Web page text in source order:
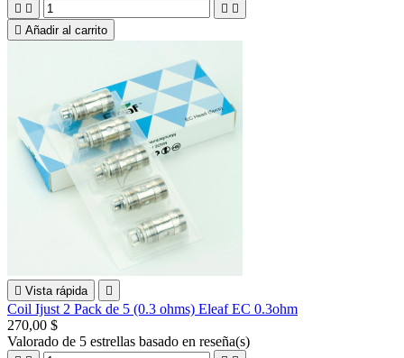
   
 Añadir al carrito
 Vista rápida 
Coil Ijust 2 Pack de 5 (0.3 ohms) Eleaf EC 0.3ohm
270,00 $
Valorado de 5 estrellas basado en reseña(s)